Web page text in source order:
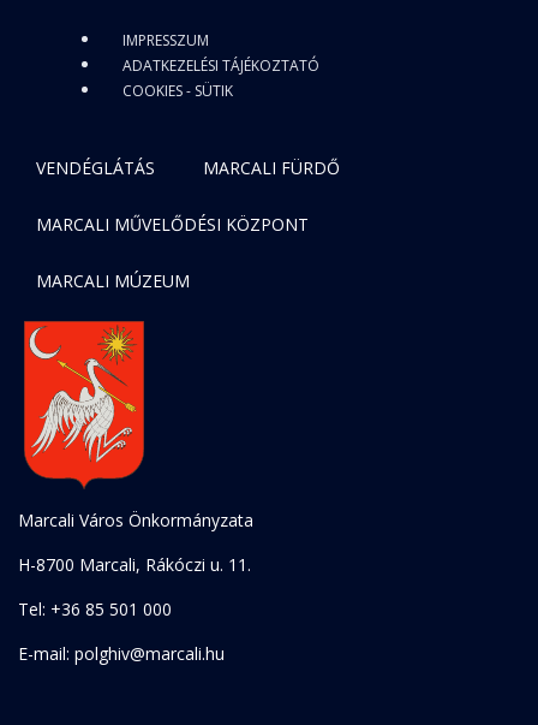
IMPRESSZUM
ADATKEZELÉSI TÁJÉKOZTATÓ
COOKIES - SÜTIK
VENDÉGLÁTÁS MARCALI FÜRDŐ
MARCALI MŰVELŐDÉSI KÖZPONT
MARCALI MÚZEUM
Marcali Város Önkormányzata
H-8700 Marcali, Rákóczi u. 11.
Tel: +36 85 501 000
E-mail: polghiv@marcali.hu